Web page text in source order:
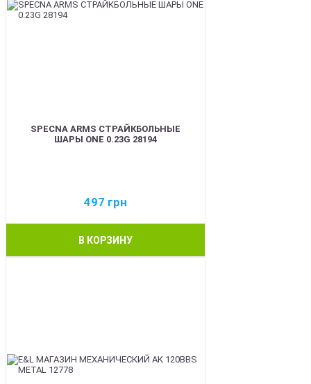
SPECNA ARMS СТРАЙКБОЛЬНЫЕ
ШАРЫ ONE 0.23G 28194
497 грн
В КОРЗИНУ